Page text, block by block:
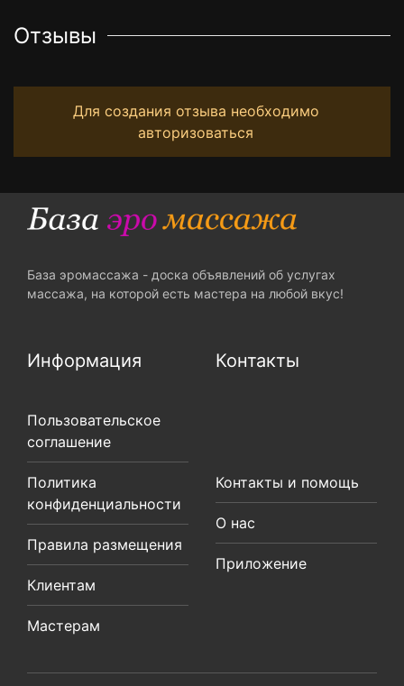
Отзывы
Для создания отзыва необходимо
авторизоваться
База эромассажа - доска объявлений об услугах
массажа, на которой есть мастера на любой вкус!
Информация
Пользовательское
соглашение
Политика
конфиденциальности
Правила размещения
Клиентам
Мастерам
Контакты
Контакты и помощь
О нас
Приложение